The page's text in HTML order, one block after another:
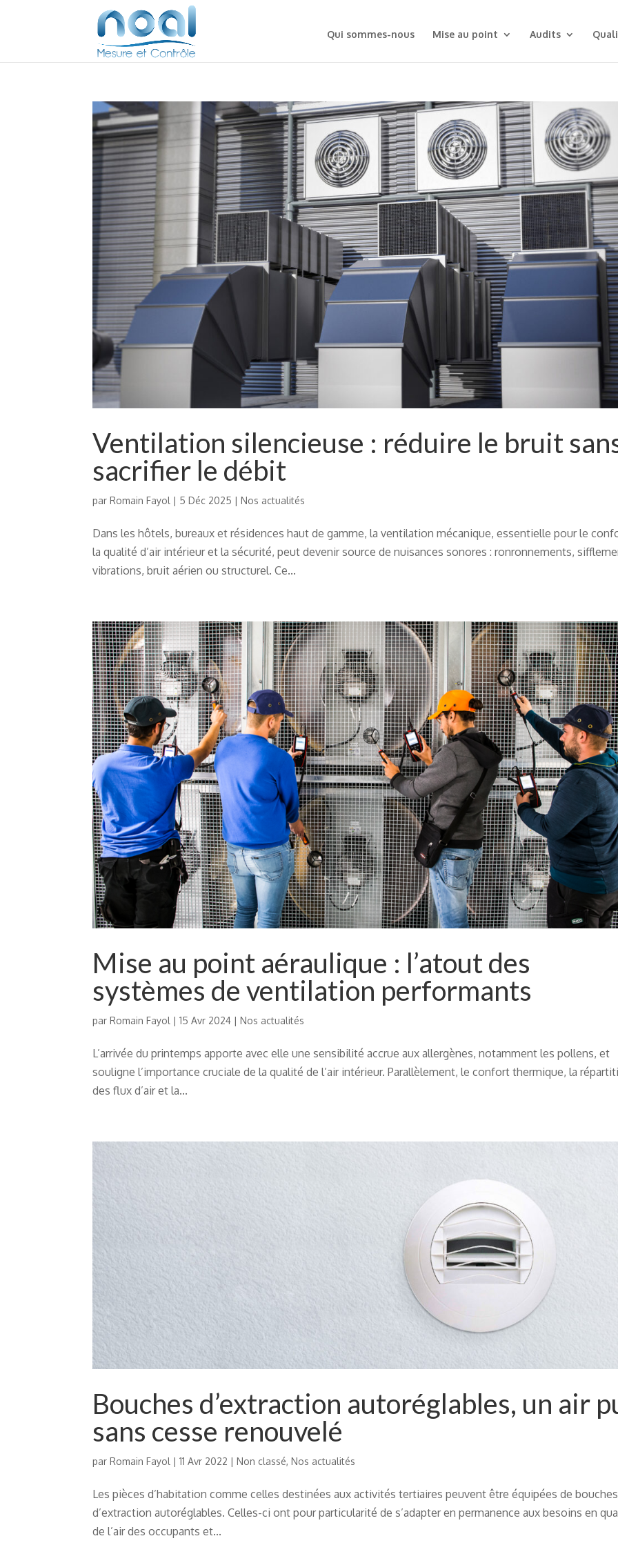
Qui sommes-nous Mise au point Audits
Ventilation silencieuse : réduire le bruit
sacrifier le débit
parRomain Fayol | 5 Déc 2025 |Nos actualités
Dans les hôtels, bureaux et résidences haut de gamme, la ventilation mécanique, essentielle pour le
la qualité d’air intérieur et la sécurité, peut devenir source de nuisances sonores : ronronnements,
vibrations, bruit aérien ou structurel. Ce...
Mise au point aéraulique : l’atout des
systèmes de ventilation performants
parRomain Fayol |15 Avr 2024 |Nos actualités
L’arrivée du printemps apporte avec elle une sensibilité accrue aux allergènes, notamment les pollens, et
souligne l’importance cruciale de la qualité de l’air intérieur. Parallèlement, le confort thermique, la
des flux d’air et la...
Bouches d’extraction autoréglables, un air
sans cesse renouvelé
parRomain Fayol |11 Avr 2022 |Non classé,Nos actualités
Les pièces d’habitation comme celles destinées aux activités tertiaires peuvent être équipées de bouches
d’extraction autoréglables. Celles-ci ont pour particularité de s’adapter en permanence aux besoins en
de l’air des occupants et...